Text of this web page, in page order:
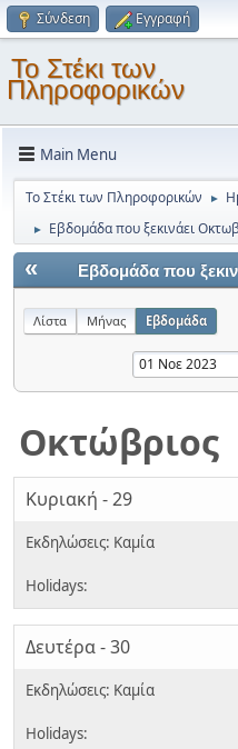
Σύνδεση Εγγραφή
Το Στέκι των
Πληροφορικών
Main Menu
Το Στέκι των Πληροφορικών ►
► Εβδομάδα που ξεκινάει
« Εβδομάδα που
Λίστα Μήνας Εβδομάδα
Οκτώβριος
Κυριακή - 29
Δευτέρα - 30